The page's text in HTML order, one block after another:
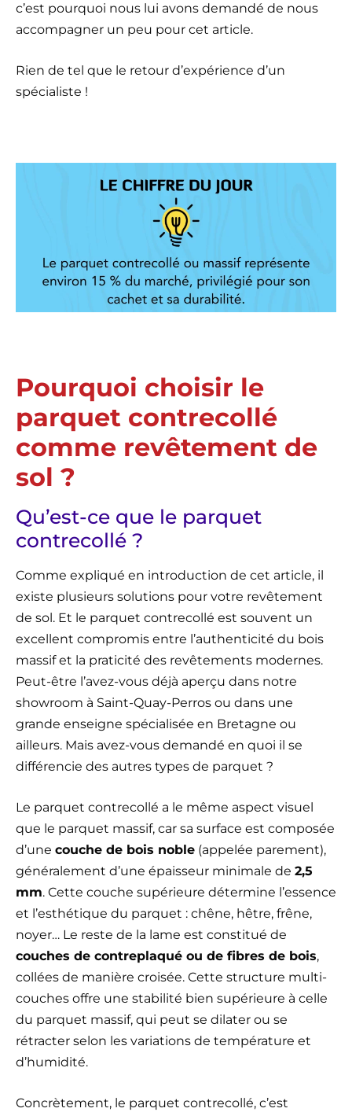
c’est pourquoi nous lui avons demandé de nous
accompagner un peu pour cet article.
Rien de tel que le retour d’expérience d’un
spécialiste !
Pourquoi choisir le
parquet contrecollé
comme revêtement de
sol ?
Qu’est-ce que le parquet
contrecollé ?
Comme expliqué en introduction de cet article, il
existe plusieurs solutions pour votre revêtement
de sol. Et le parquet contrecollé est souvent un
excellent compromis entre l’authenticité du bois
massif et la praticité des revêtements modernes.
Peut-être l’avez-vous déjà aperçu dans notre
showroom à Saint-Quay-Perros ou dans une
grande enseigne spécialisée en Bretagne ou
ailleurs. Mais avez-vous demandé en quoi il se
différencie des autres types de parquet ?
Le parquet contrecollé a le même aspect visuel
que le parquet massif, car sa surface est composée
d’une couche de bois noble (appelée parement),
généralement d’une épaisseur minimale de 2,5
mm. Cette couche supérieure détermine l’essence
et l’esthétique du parquet : chêne, hêtre, frêne,
noyer… Le reste de la lame est constitué de
couches de contreplaqué ou de fibres de bois,
collées de manière croisée. Cette structure multi-
couches offre une stabilité bien supérieure à celle
du parquet massif, qui peut se dilater ou se
rétracter selon les variations de température et
d’humidité.
Concrètement, le parquet contrecollé, c’est